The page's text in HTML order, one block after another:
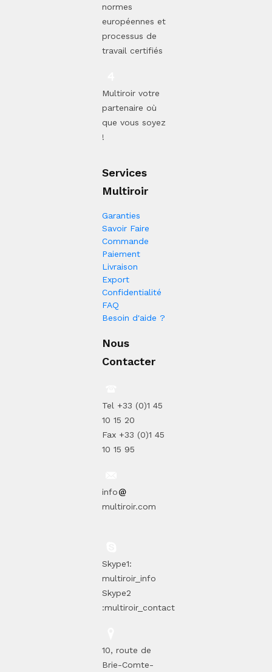
normes
européennes et
processus de
travail certifiés
Multiroir votre
partenaire où
que vous soyez
!
Services
Multiroir
Garanties
Savoir Faire
Commande
Paiement
Livraison
Export
Confidentialité
FAQ
Besoin d'aide ?
Nous
Contacter
Tel +33 (0)1 45
10 15 20
Fax +33 (0)1 45
10 15 95
info
multiroir.com
Skype1:
multiroir_info
Skype2
:multiroir_contact
10, route de
Brie-Comte-